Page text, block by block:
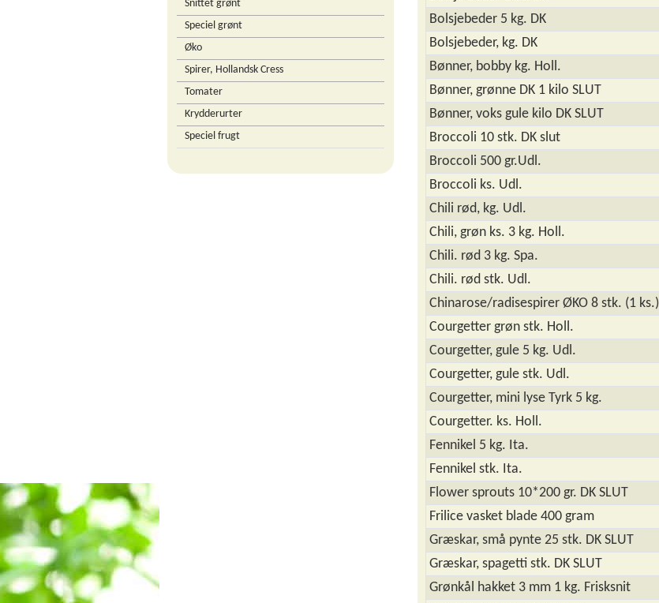
Snittet grønt
Speciel grønt
Øko
Spirer, Hollandsk Cress
Tomater
Krydderurter
Speciel frugt
Bolsjebeder 5 kg. DK
Bolsjebeder, kg. DK
Bønner, bobby kg. Holl.
Bønner, grønne DK 1 kilo SLUT
Bønner, voks gule kilo DK SLUT
Broccoli 10 stk. DK slut
Broccoli 500 gr.Udl.
Broccoli ks. Udl.
Chili rød, kg. Udl.
Chili, grøn ks. 3 kg. Holl.
Chili. rød 3 kg. Spa.
Chili. rød stk. Udl.
Chinarose/radisespirer ØKO 8 stk. (1 ks.)
Courgetter grøn stk. Holl.
Courgetter, gule 5 kg. Udl.
Courgetter, gule stk. Udl.
Courgetter, mini lyse Tyrk 5 kg.
Courgetter. ks. Holl.
Fennikel 5 kg. Ita.
Fennikel stk. Ita.
Flower sprouts 10*200 gr. DK SLUT
Frilice vasket blade 400 gram
Græskar, små pynte 25 stk. DK SLUT
Græskar, spagetti stk. DK SLUT
Grønkål hakket 3 mm 1 kg. Frisksnit